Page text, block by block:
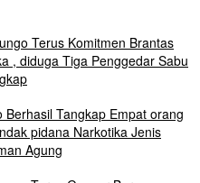
Terus Komitmen Brantas
, diduga Tiga Penggedar Sabu
Tangkap Empat orang
pidana Narkotika Jenis
Agung